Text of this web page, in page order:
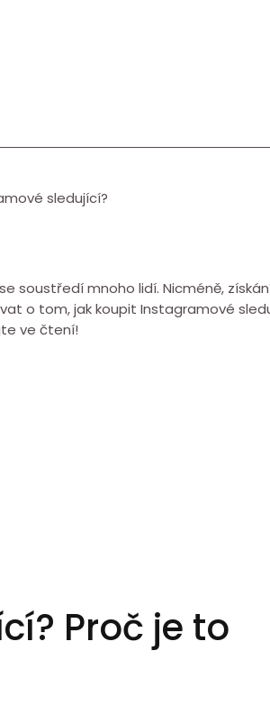
sledující?
soustředí mnoho lidí. Nicméně,
o tom, jak koupit Instagramové
ve čtení!
Proč je to